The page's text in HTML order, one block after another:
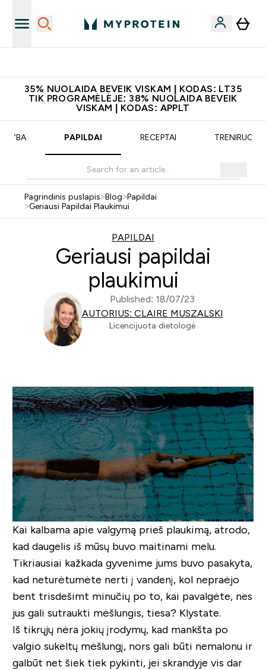
35% NUOLAIDA BEVEIK VISKAM | KODAS: LT35
TIK PROGRAMĖLĖJE: 38% NUOLAIDA BEVEIK
VISKAM | KODAS: APPLT
PAPILDAI RECEPTAI
Pagrindinis puslapis>Blog>Papildai
>Geriausi Papildai Plaukimui
PAPILDAI
Geriausi papildai
plaukimui
Published: 18/07/23
AUTORIUS: CLAIRE MUSZALSKI
Licencijuota dietologė
Kai kalbama apie valgymą prieš plaukimą, atrodo,
kad daugelis iš mūsų buvo maitinami melu.
Tikriausiai kažkada gyvenime jums buvo pasakyta,
kad neturėtumėte nerti į vandenį, kol nepraėjo
bent trisdešimt minučių po to, kai pavalgėte, nes
jus gali sutraukti mėšlungis, tiesa? Klystate.
Iš tikrųjų nėra jokių įrodymų, kad mankšta po
valgio sukeltų mėšlungį, nors gali būti nemalonu ir
galbūt net šiek tiek pykinti, jei skrandyje vis dar